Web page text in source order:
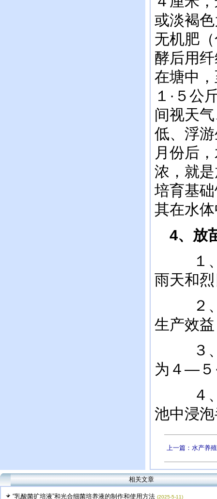
或淡褐
无机肥
酵后用
在塘中
１·５公
间视天
低、浮
月份后
浓，就
培育基
其在水
4、放
１、放
雨天和
２、每
生产效
３、放
为４—５
４、虾
池中浸
上一篇：水产养
相关文章
“乳酸菌扩培液”和光合细菌培养液的制作和使用方法 (2025-5-11)